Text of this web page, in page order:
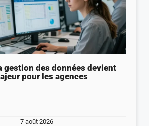
gestion des données devient
pour les agences
7 août 2026